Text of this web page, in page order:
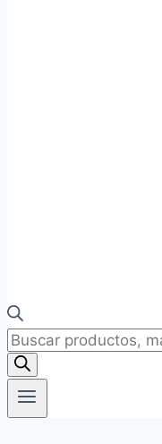
Búsqueda
de
productos